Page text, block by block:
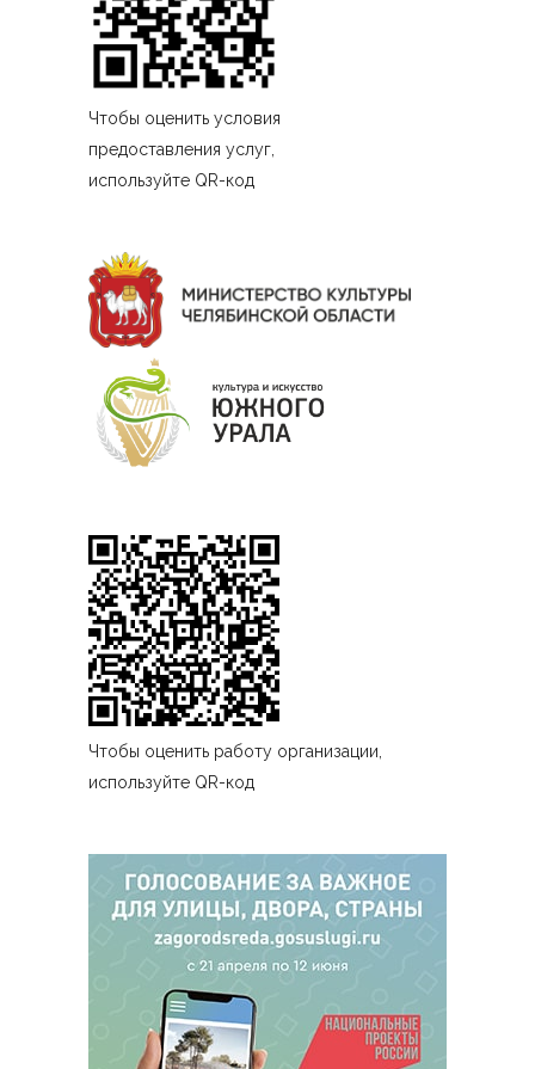
Чтобы оценить условия
предоставления услуг,
используйте QR-код
Чтобы оценить работу организации,
используйте QR-код